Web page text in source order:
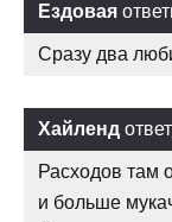
Ездовая
Сразу два
Хайленд
Расходов там
и больше